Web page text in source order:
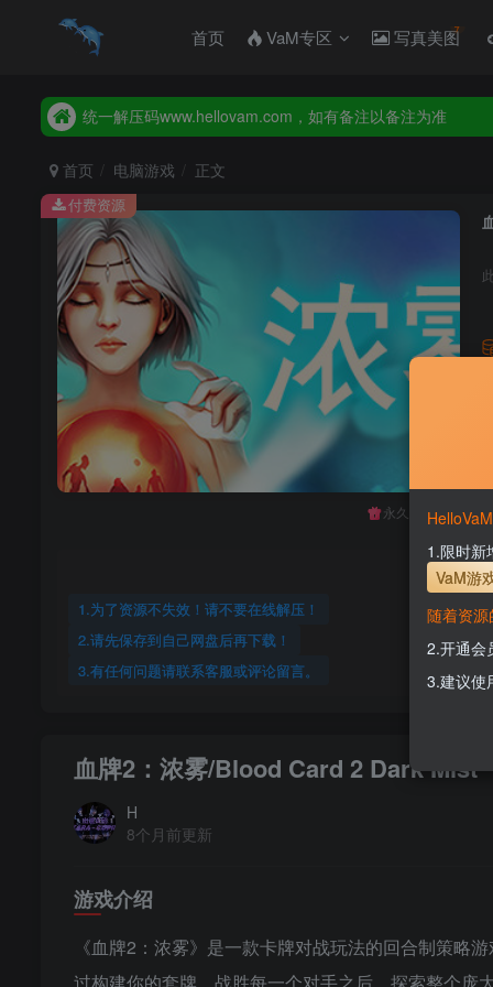
首页 VaM专区 写真美图
2026年新增【永久会员】限时特价，售完即止，错过等一年
统一解压码www.hellovam.com，如有备注以备注为准
2026年新增【永久会员】限时特价，售完即止，错过等一年
统一解压码www.hellovam.com，如有备注以备注为准
首页 电脑游戏 正文
永久至尊会员终生
1.为了资源不失效！请不要在线解压！
2.请先保存到自己网盘后再下载！
3.有任何问题请联系客服或评论留言。
付费资源
血牌2：浓雾/Blood Card 2 Dark Mist
H
8个月前更新
游戏介绍
《血牌2：浓雾》是一款卡牌对战玩法的回合制策略
1.限时新
VaM游
随着资
2.开通会
3.建议使